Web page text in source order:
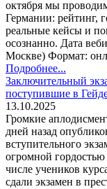
октября мы
Германии: рейтинг,
реальные кейсы и
осознанно. Дата
Москве) Формат:
Подробнее...
Заключительный
поступившие в
13.10.2025
Громкие
дней назад
вступительного
огромной
числе учеников
сдали экзамен в